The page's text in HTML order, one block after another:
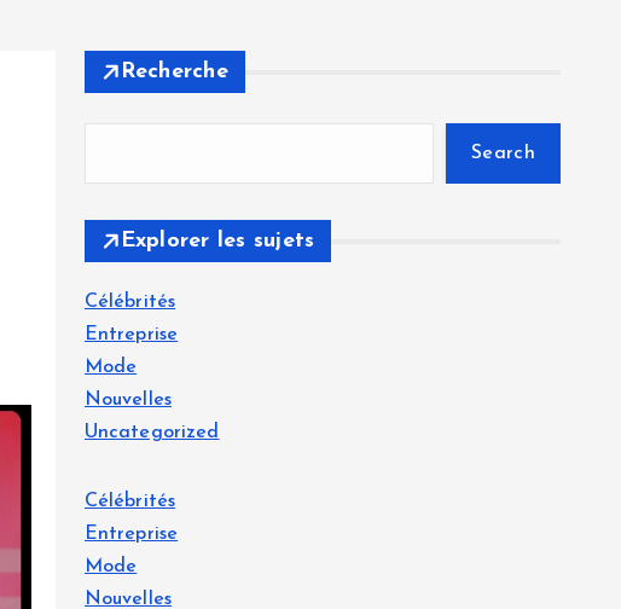
Recherche
Search
Explorer les sujets
Célébrités
Entreprise
Mode
Nouvelles
Uncategorized
Célébrités
Entreprise
Mode
Nouvelles